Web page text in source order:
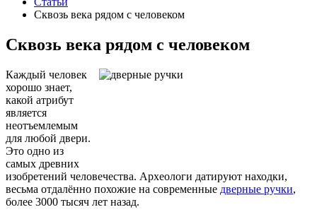
Сквозь века рядом с человеком
Сквозь века рядом с человеком
Каждый человек
хорошо знает,
какой атрибут
является
неотъемлемым
для любой двери.
Это одно из
самых древних
изобретений человечества. Археологи датируют находки,
весьма отдалённо похожие на современные дверные ручки,
более 3000 тысяч лет назад.